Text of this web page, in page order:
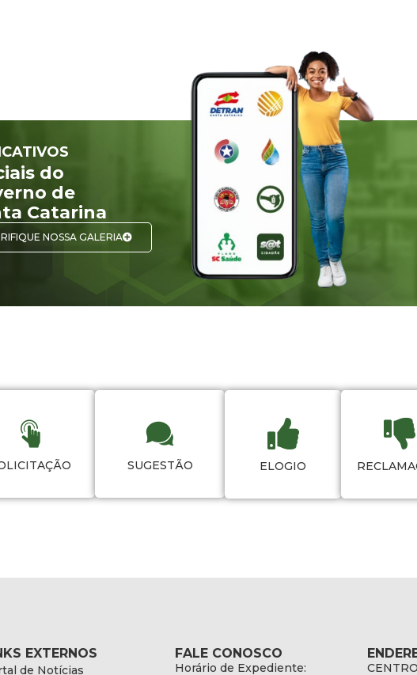
do
de
Catarina
NOSSA GALERIA
SUGESTÃO ELOGIO
EXTERNOS
de Notícias
FALE CONOSCO
Horário de Expediente: